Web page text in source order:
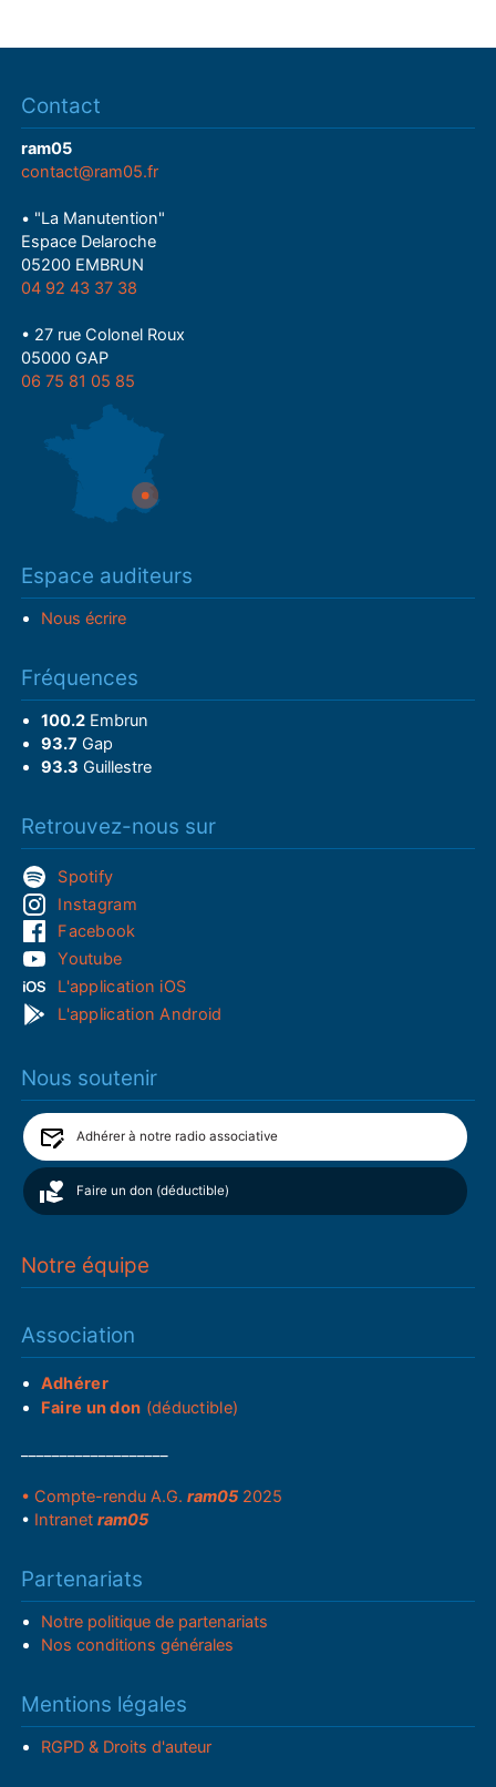
Contact
ram05
contact@ram05.fr
• "La Manutention"
Espace Delaroche
05200 EMBRUN
04 92 43 37 38
• 27 rue Colonel Roux
05000 GAP
06 75 81 05 85
Espace auditeurs
Nous écrire
Fréquences
100.2Embrun
93.7 Gap
93.3 Guillestre
Retrouvez-nous sur
Spotify
Instagram
Facebook
Youtube
L'application iOS
L'application Android
Nous soutenir
Adhérer à notre radio associative
Faire un don (déductible)
Notre équipe
Association
Adhérer
Faire un don (déductible)
• Compte-rendu A.G.ram05 2025
• Intranetram05
Partenariats
Notre politique de partenariats
Nos conditions générales
Mentions légales
RGPD & Droits d'auteur